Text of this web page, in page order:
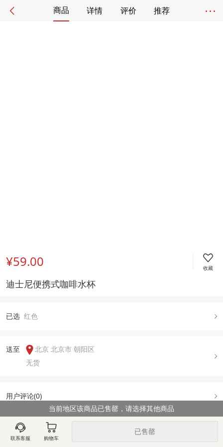
商品 详情 评价 推荐
¥59.00 收藏
迪士尼便携式咖啡水杯
已选 红色
送至
北京 北京市 朝阳区
无货
用户评论(0)
图文详情
当前地区该商品已售罄，请选择其他商品
联系客服 购物车
已售罄